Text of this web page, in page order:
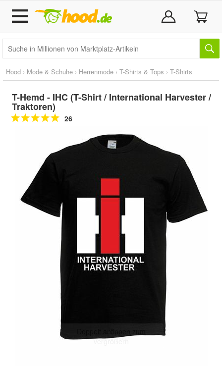
Hood › Mode & Schuhe › Herrenmode › T-Shirts & Tops › T-Shirts
T-Hemd - IHC (T-Shirt / International Harvester /
Traktoren)
26
Doppelt antippen zum
vergrößern